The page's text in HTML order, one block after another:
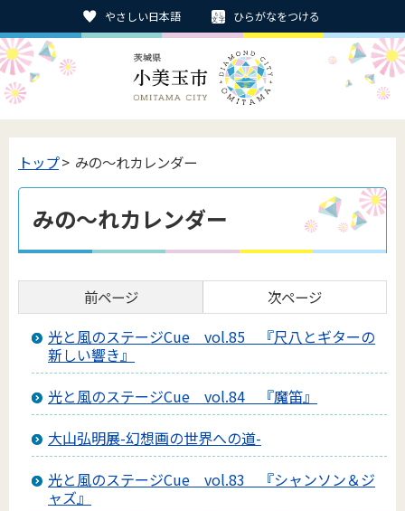
やさしい日本語 ひらがなをつける
トップ> みの〜れカレンダー
みの〜れカレンダー
前ページ 次ページ
光と風のステージCue vol.85 『尺八とギターの
新しい響き』
光と風のステージCue vol.84 『魔笛』
大山弘明展-幻想画の世界への道-
光と風のステージCue vol.83 『シャンソン＆ジ
ャズ』